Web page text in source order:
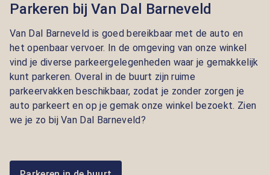
Parkeren bij Van Dal Barneveld
Van Dal Barneveld is goed bereikbaar met de auto en
het openbaar vervoer. In de omgeving van onze winkel
vind je diverse parkeergelegenheden waar je gemakkelijk
kunt parkeren. Overal in de buurt zijn ruime
parkeervakken beschikbaar, zodat je zonder zorgen je
auto parkeert en op je gemak onze winkel bezoekt. Zien
we je zo bij Van Dal Barneveld?